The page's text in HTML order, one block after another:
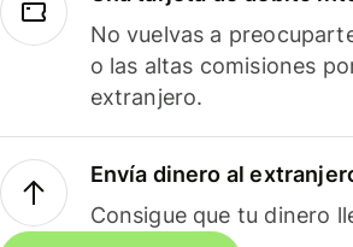
No vuelvas a
o las altas comisiones
extranjero.
Envía dinero al
Consigue que tu dinero